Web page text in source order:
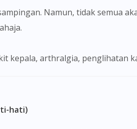
You seem to be shopping from
Namun, tidak semua
kepala, arthralgia, penglihatan
hati)